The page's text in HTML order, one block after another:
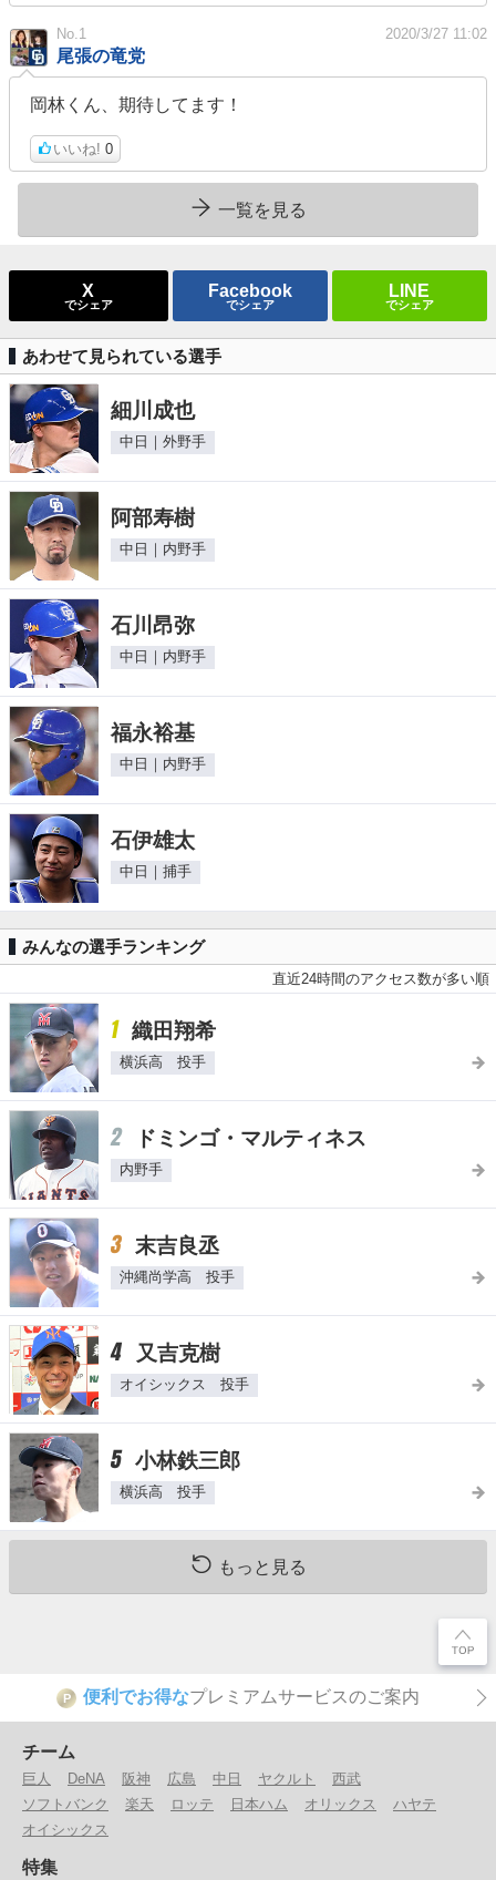
No.1 2020/3/27 11:02
尾張の竜党
岡林くん、期待してます！
いいね! 0
一覧を見る
X
でシェア
Facebook
でシェア
LINE
でシェア
あわせて見られている選手
細川成也
中日｜外野手
阿部寿樹
中日｜内野手
石川昂弥
中日｜内野手
福永裕基
中日｜内野手
石伊雄太
中日｜捕手
みんなの選手ランキング
直近24時間のアクセス数が多い順
1 織田翔希
横浜高 投手
2 ドミンゴ・マルティネス
内野手
3 末吉良丞
沖縄尚学高 投手
4 又吉克樹
オイシックス 投手
5 小林鉄三郎
横浜高 投手
もっと見る
P 便利でお得なプレミアムサービスのご案内
チーム
巨人 DeNA 阪神 広島 中日 ヤクルト
西武
ソフトバンク
楽天 ロッテ 日本ハム オリックス
ハヤテ
オイシックス
特集